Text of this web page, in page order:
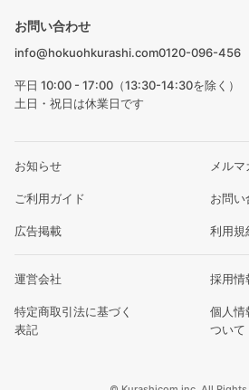
お問い合わせ
info@hokuohkurashi.com0120-096-456
平日 10:00 - 17:00（13:30-14:30を除く）
土日・祝日は休業日です
お知らせ メル
ご利用ガイド お問い
広告掲載 利用規
運営会社 採用情
特定商取引法に基づく
表記
個人情
ついて